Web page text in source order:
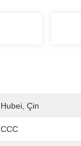
Hubei, Çin
CCC